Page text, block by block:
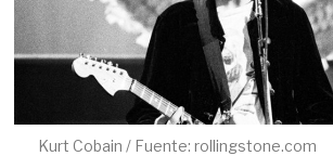
Kurt Cobain / Fuente: rollingstone.com